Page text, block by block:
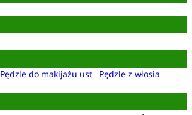
Pędzle do makijażu ust
Pędzle z włosia